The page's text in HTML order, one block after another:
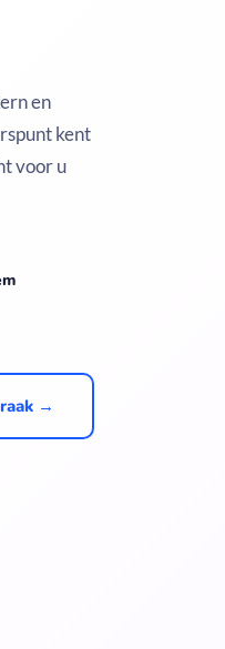
en
kent
voor u
→